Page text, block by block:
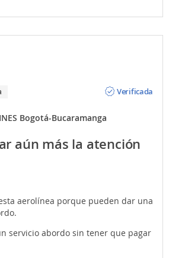
Verificada
Bogotá-Bucaramanga
aún más la atención
aerolínea porque pueden dar una
servicio abordo sin tener que pagar